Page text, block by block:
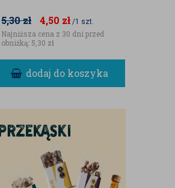
5,30zł 4,50 zł /1 szt.
Najniższa cena z 30 dni przed
obniżką: 5,30 zł
dodaj do koszyka